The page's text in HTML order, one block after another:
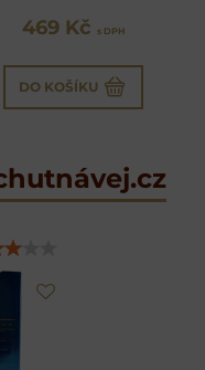
469 Kč s DPH
DO KOŠÍKU